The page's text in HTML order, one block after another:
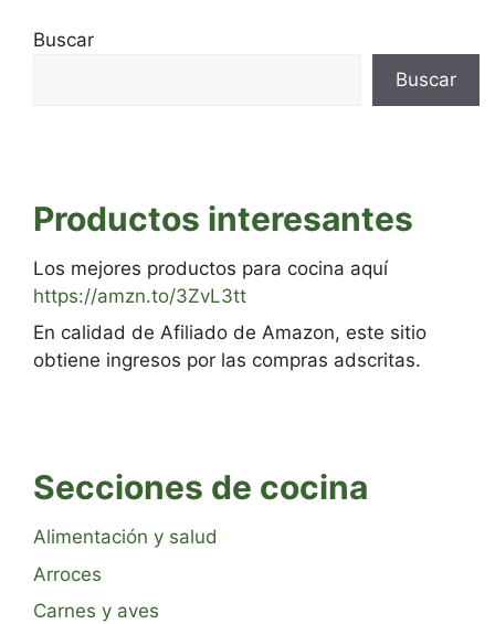
Buscar
Buscar
Productos interesantes
Los mejores productos para cocina aquí
https://amzn.to/3ZvL3tt
En calidad de Afiliado de Amazon, este sitio
obtiene ingresos por las compras adscritas.
Secciones de cocina
Alimentación y salud
Arroces
Carnes y aves